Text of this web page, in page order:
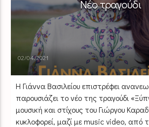
Νέο τραγούδι
02/04/2021
Η Γιάννα Βασιλείου επιστρέφει
παρουσιάζει το νέο της τραγούδι
μουσική και στίχους του Γιώργου
κυκλοφορεί, μαζί με music video, από